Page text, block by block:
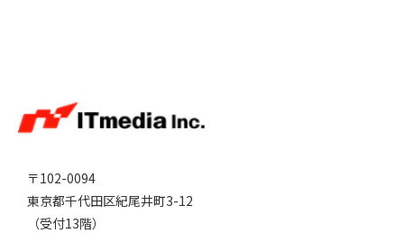
〒102-0094
東京都千代田区紀尾井町3-12
（受付13階）